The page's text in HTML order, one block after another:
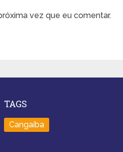
vez que eu comentar.
TAGS
Cangaíba